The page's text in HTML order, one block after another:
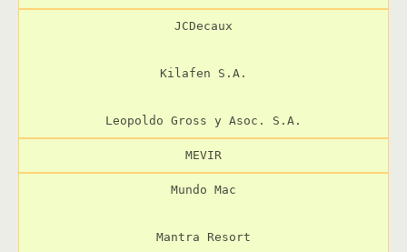
JCDecaux
Kilafen S.A.
Leopoldo Gross y Asoc. S.A.
MEVIR
Mundo Mac
Mantra Resort